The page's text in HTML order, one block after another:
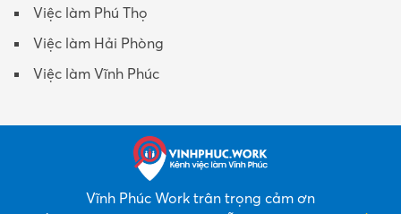
Việc làm Phú Thọ
Việc làm Hải Phòng
Việc làm Vĩnh Phúc
Vĩnh Phúc Work trân trọng cảm ơn